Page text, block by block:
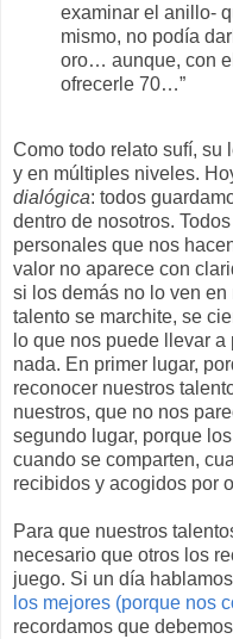
examinar el anillo-
mismo, no podía
oro… aunque, con
ofrecerle 70…”
Como todo relato sufí, su
y en múltiples niveles.
dialógica: todos
dentro de nosotros.
personales que nos
valor no aparece con
si los demás no lo ven
talento se marchite, se
lo que nos puede llevar
nada. En primer lugar,
reconocer nuestros
nuestros, que no nos
segundo lugar, porque
cuando se comparten,
recibidos y acogidos por
Para que nuestros
necesario que otros los
juego. Si un día
los mejores (porque nos
recordamos que